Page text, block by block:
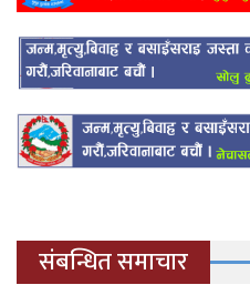
संबन्धित समाचार